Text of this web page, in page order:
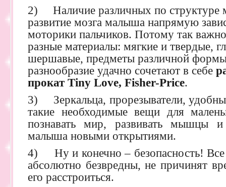
2) Наличие различных по структуре
развитие мозга малыша напрямую
моторики пальчиков. Потому так
разные материалы: мягкие и твердые,
шершавые, предметы различной
разнообразие удачно сочетают в себе
прокат Tiny Love, Fisher-Price.
3) Зеркальца, прорезыватели,
такие необходимые вещи для
познавать мир, развивать мышцы
малыша новыми открытиями.
4) Ну и конечно – безопасность! Все
абсолютно безвредны, не причинят
его расстроиться.